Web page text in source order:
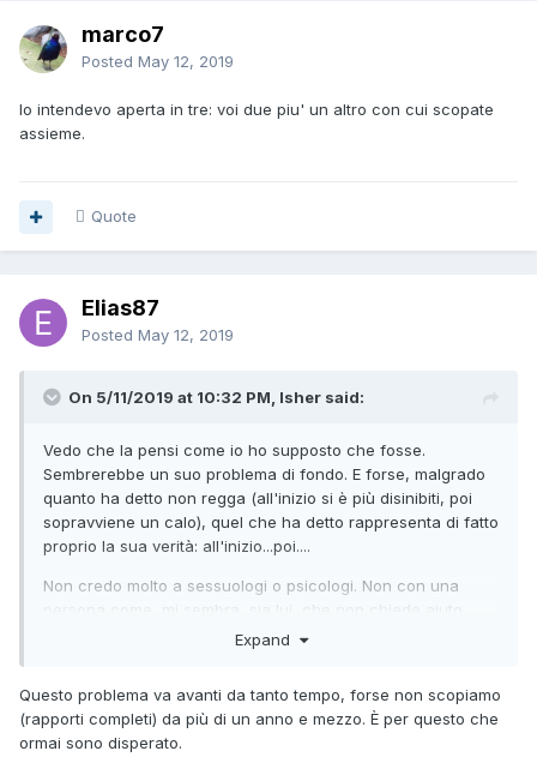
marco7
Posted May 12, 2019
Io intendevo aperta in tre: voi due piu' un altro con cui scopate
assieme.
Quote
Elias87
Posted May 12, 2019
On 5/11/2019 at 10:32 PM, Isher said:
Vedo che la pensi come io ho supposto che fosse.
Sembrerebbe un suo problema di fondo. E forse, malgrado
quanto ha detto non regga (all'inizio si è più disinibiti, poi
sopravviene un calo), quel che ha detto rappresenta di fatto
proprio la sua verità: all'inizio...poi....
Non credo molto a sessuologi o psicologi. Non con una
persona come, mi sembra, sia lui, che non chiede aiuto,
non dichiara problemi, ma li nega e cerca di presentare una
Dovresti, se te la senti, dedicarti a lui, proprio sessualmente,
cercando di lavorare tutti questi interdetti sul campo e
dall'interno del vostro rapporto.
Expand
Questo problema va avanti da tanto tempo, forse non scopiamo
(rapporti completi) da più di un anno e mezzo. È per questo che
ormai sono disperato.